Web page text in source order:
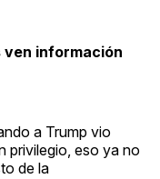
ven información
a Trump vio
privilegio, eso ya no
de la